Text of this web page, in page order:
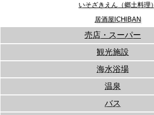
いそざきえん（郷土料理）
居酒屋ICHIBAN
売店・スーパー
観光施設
海水浴場
温泉
バス